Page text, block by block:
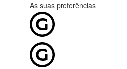
As suas preferências